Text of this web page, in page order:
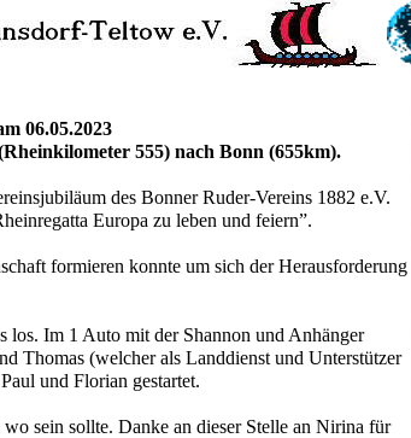
06.05.2023
555) nach Bonn (655km).
des Bonner Ruder-Vereins 1882 e.V.
Europa zu leben und feiern”.
formieren konnte um sich der Herausforderung
los. Im 1 Auto mit der Shannon und Anhänger
Thomas (welcher als Landdienst und Unterstützer
und Florian gestartet.
sein sollte. Danke an dieser Stelle an Nirina für